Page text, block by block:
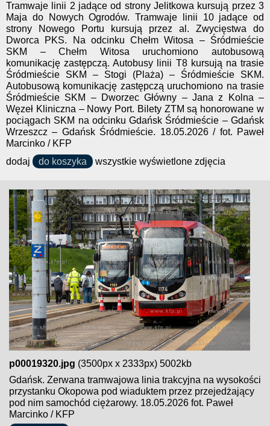
Tramwaje linii 2 jadące od strony Jelitkowa kursują przez 3
Maja do Nowych Ogrodów. Tramwaje linii 10 jadące od
strony Nowego Portu kursują przez al. Zwycięstwa do
Dworca PKS. Na odcinku Chełm Witosa – Śródmieście
SKM – Chełm Witosa uruchomiono autobusową
komunikację zastępczą. Autobusy linii T8 kursują na trasie
Śródmieście SKM – Stogi (Plaża) – Śródmieście SKM.
Autobusową komunikację zastępczą uruchomiono na trasie
Śródmieście SKM – Dworzec Główny – Jana z Kolna –
Węzeł Kliniczna – Nowy Port. Bilety ZTM są honorowane w
pociągach SKM na odcinku Gdańsk Śródmieście – Gdańsk
Wrzeszcz – Gdańsk Śródmieście. 18.05.2026 / fot. Paweł
Marcinko / KFP
dodaj
do koszyka wszystkie wyświetlone zdjęcia
p00019320.jpg (3500px x 2333px) 5002kb
Gdańsk. Zerwana tramwajowa linia trakcyjna na wysokości
przystanku Okopowa pod wiaduktem przez przejedżający
pod nim samochód ciężarowy. 18.05.2026 fot. Paweł
Marcinko / KFP